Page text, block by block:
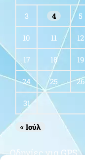
3 4 5
10 11 12
17 18 19
24 25 26
31
« Ιούλ
Οδηγίες για GPS